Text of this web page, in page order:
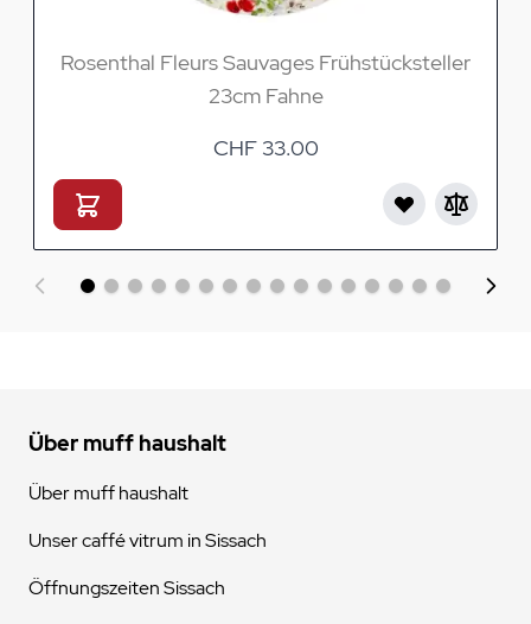
Rosenthal Fleurs Sauvages Frühstücksteller
23cm Fahne
CHF 33.00
Über muff haushalt
Über muff haushalt
Unser caffé vitrum in Sissach
Öffnungszeiten Sissach